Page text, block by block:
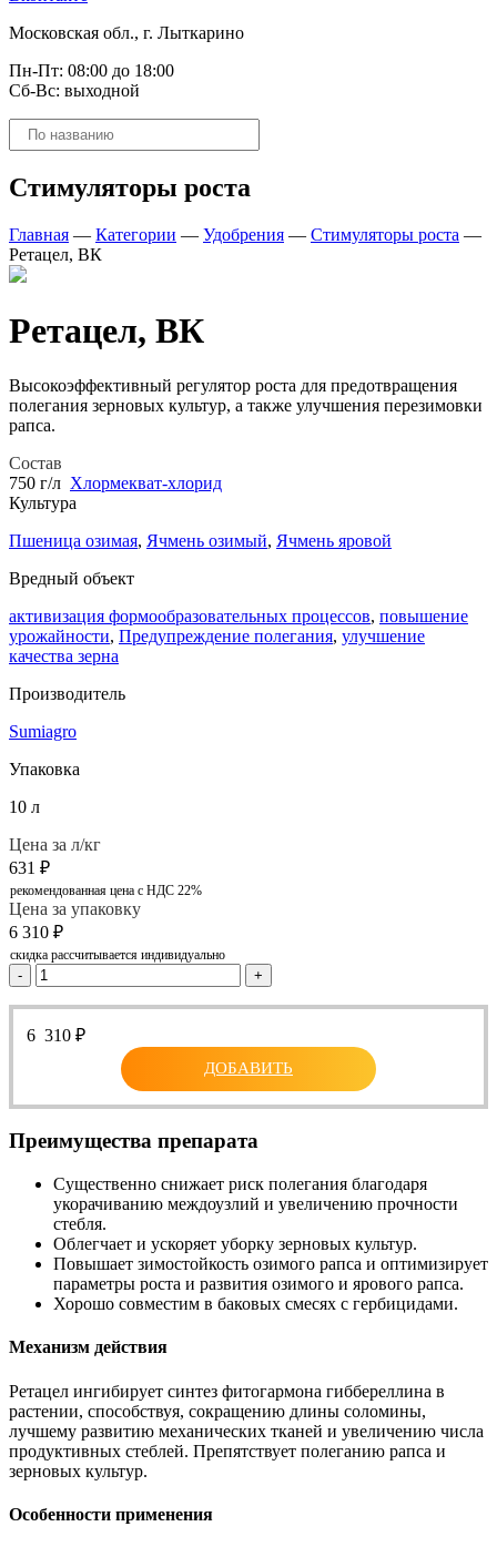
Московская обл., г. Лыткарино
Пн-Пт: 08:00 до 18:00
Сб-Вс: выходной
Поиск
товаров
Стимуляторы роста
Главная — Категории — Удобрения — Стимуляторы роста —
Ретацел, ВК
Ретацел, ВК
Высокоэффективный регулятор роста для предотвращения
полегания зерновых культур, а также улучшения перезимовки
рапса.
Состав
750 г/л Хлормекват-хлорид
Культура
Пшеница озимая, Ячмень озимый, Ячмень яровой
Вредный объект
активизация формообразовательных процессов, повышение
урожайности, Предупреждение полегания, улучшение
качества зерна
Производитель
Sumiagro
Упаковка
10 л
Цена за л/кг
631 ₽
рекомендованная цена с НДС 22%
Цена за упаковку
6 310 ₽
скидка рассчитывается индивидуально
- +
6 310 ₽
ДОБАВИТЬ
Преимущества препарата
Существенно снижает риск полегания благодаря
укорачиванию междоузлий и увеличению прочности
стебля.
Облегчает и ускоряет уборку зерновых культур.
Повышает зимостойкость озимого рапса и оптимизирует
параметры роста и развития озимого и ярового рапса.
Хорошо совместим в баковых смесях с гербицидами.
Механизм действия
Ретацел ингибирует синтез фитогармона гиббереллина в
растении, способствуя, сокращению длины соломины,
лучшему развитию механических тканей и увеличению числа
продуктивных стеблей. Препятствует полеганию рапса и
зерновых культур.
Особенности применения